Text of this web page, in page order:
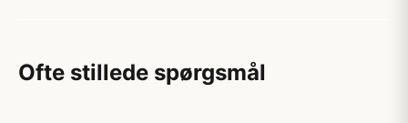
Ofte stillede spørgsmål